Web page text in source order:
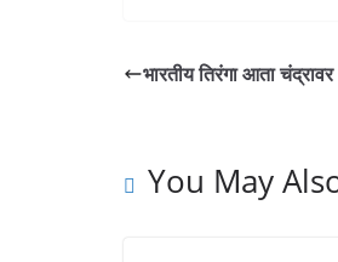
भारतीय तिरंगा आता
You May